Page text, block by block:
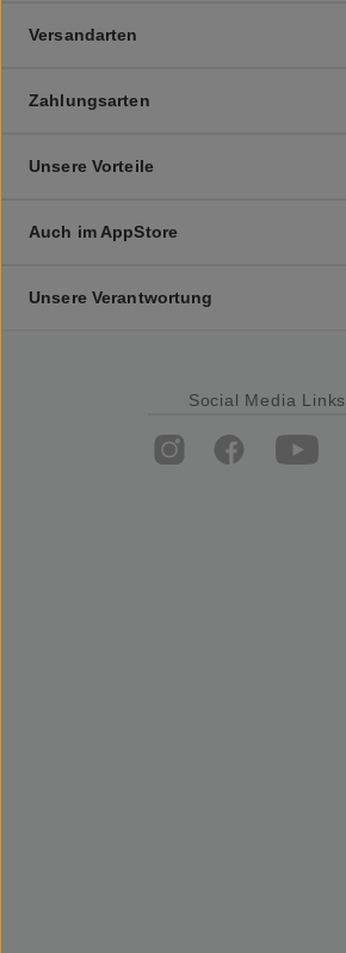
Versandarten
Zahlungsarten
Unsere Vorteile
Auch im AppStore
Unsere Verantwortung
Social Media Links